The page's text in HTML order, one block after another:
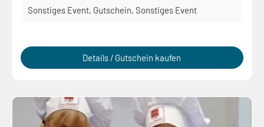
Sonstiges Event, Gutschein, Sonstiges Event
Details / Gutschein kaufen